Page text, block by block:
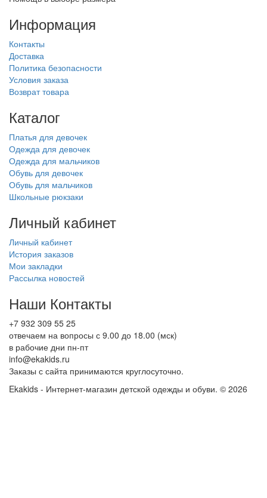
Информация
Контакты
Доставка
Политика безопасности
Условия заказа
Возврат товара
Каталог
Платья для девочек
Одежда для девочек
Одежда для мальчиков
Обувь для девочек
Обувь для мальчиков
Школьные рюкзаки
Личный кабинет
Личный кабинет
История заказов
Мои закладки
Рассылка новостей
Наши Контакты
+7 932 309 55 25
отвечаем на вопросы с 9.00 до 18.00 (мск)
в рабочие дни пн-пт
info@ekakids.ru
Заказы с сайта принимаются круглосуточно.
Ekakids - Интернет-магазин детской одежды и обуви. © 2026